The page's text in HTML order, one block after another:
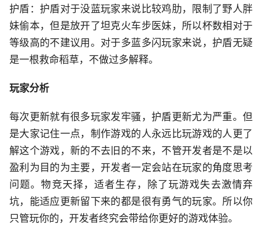
护盾：护盾对于没蓝玩家来说比较鸡肋，限制了野人胖
妹偷本，但是放开了坦克火车步医妹，所以杯数相对于
等级高的不建议用。对于多蓝多闪玩家来说，护盾无疑
是一根救命稻草，不做过多解释。
玩家分析
每次更新就有很多玩家发牢骚，护盾更新尤为严重。但
是大家记住一点，制作游戏的人永远比玩游戏的人更了
解这个游戏，新的不去旧的不来，不管开发者是不是以
盈利为目的为主要，开发者一定会站在玩家的角度思考
问题。物竞天择，适者生存，除了玩游戏失去激情弃
坑，能适应更新留下来的都是很有勇气的玩家。所以你
只管玩你的，开发者终究会带给你更好的游戏体验。